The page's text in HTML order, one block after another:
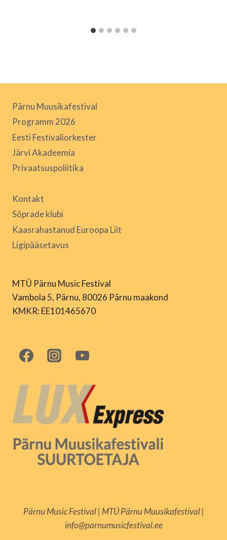
Pärnu Muusikafestival
Programm 2026
Eesti Festivaliorkester
Järvi Akadeemia
Privaatsuspoliitika
Kontakt
Sõprade klubi
Kaasrahastanud Euroopa Liit
Ligipääsetavus
MTÜ Pärnu Music Festival
Vambola 5, Pärnu, 80026 Pärnu maakond
KMKR: EE101465670
Pärnu Music Festival | MTÜ Pärnu Muusikafestival |
info@parnumusicfestival.ee